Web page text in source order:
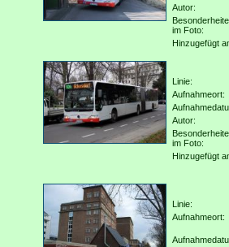
Autor:
im Foto:
Hinzugefügt
Linie:
Aufnahmeort:
Autor:
im Foto:
Hinzugefügt
Linie:
Aufnahmeort: